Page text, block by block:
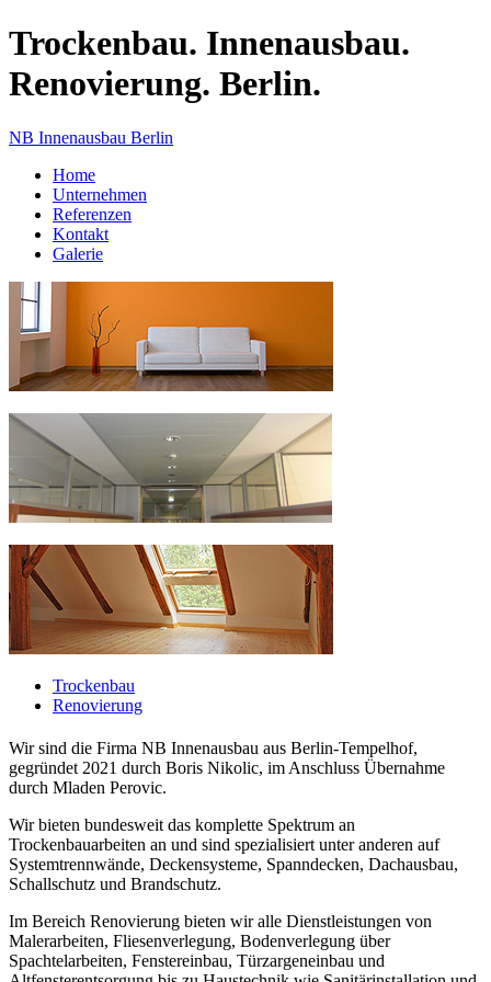
Trockenbau. Innenausbau.
Renovierung. Berlin.
NB Innenausbau Berlin
Home
Unternehmen
Referenzen
Kontakt
Galerie
Trockenbau
Renovierung
Wir sind die Firma NB Innenausbau aus Berlin-Tempelhof,
gegründet 2021 durch Boris Nikolic, im Anschluss Übernahme
durch Mladen Perovic.
Wir bieten bundesweit das komplette Spektrum an
Trockenbauarbeiten an und sind spezialisiert unter anderen auf
Systemtrennwände, Deckensysteme, Spanndecken, Dachausbau,
Schallschutz und Brandschutz.
Im Bereich Renovierung bieten wir alle Dienstleistungen von
Malerarbeiten, Fliesenverlegung, Bodenverlegung über
Spachtelarbeiten, Fenstereinbau, Türzargeneinbau und